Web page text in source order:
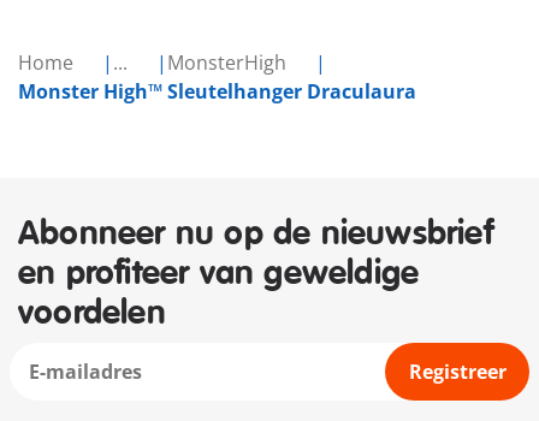
Home ...
MonsterHigh
Monster High™ Sleutelhanger Draculaura
Abonneer nu op de nieuwsbrief
en profiteer van geweldige
voordelen
Registreer